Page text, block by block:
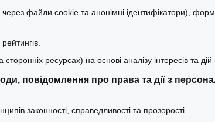
через файли cookie та анонімні ідентифікатори),
ресурсах) на основі аналізу інтересів та дій
повідомлення про права та дії з
законності, справедливості та прозорості.